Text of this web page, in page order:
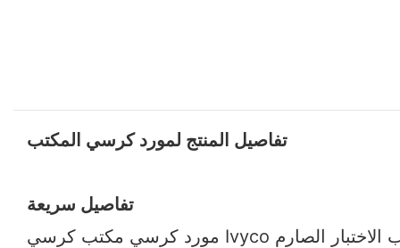
تفاصيل المنتج لمورد كرسي المكتب
تفاصيل سريعة
مورد كرسي مكتب كرسي Ivyco مصنوع من مواد خام عالية الجودة مضمونة من قبل موردينا الموثوقين. يتمتع المنتج بدورة حياة كاملة بسبب الاختبار الصارم